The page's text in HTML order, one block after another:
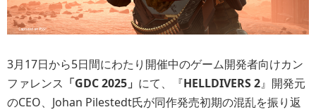
3月17日から5日間にわたり開催中のゲーム開発者向けカン
ファレンス 「GDC 2025」 にて、『HELLDIVERS 2』開発元
のCEO、Johan Pilestedt氏が同作発売初期の混乱を振り返